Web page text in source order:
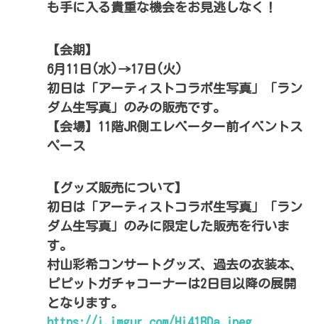
も手に入る貴重な機会をお見逃しなく！
【会期】
6月11日(水)→17日(火)
初日は「アーティストコラボ生写真」「ラン
ダム生写真」のみの販売です。
【会場】11階JR側エレベーター前イベントス
ペース
【グッズ販売について】
初日は「アーティストコラボ生写真」「ラン
ダム生写真」のみに限定した販売を行いま
す。
村山彩希コンサートグッズ、過去の衣装本、
ピピットガチャコーナーは2日目以降の展開
となります。